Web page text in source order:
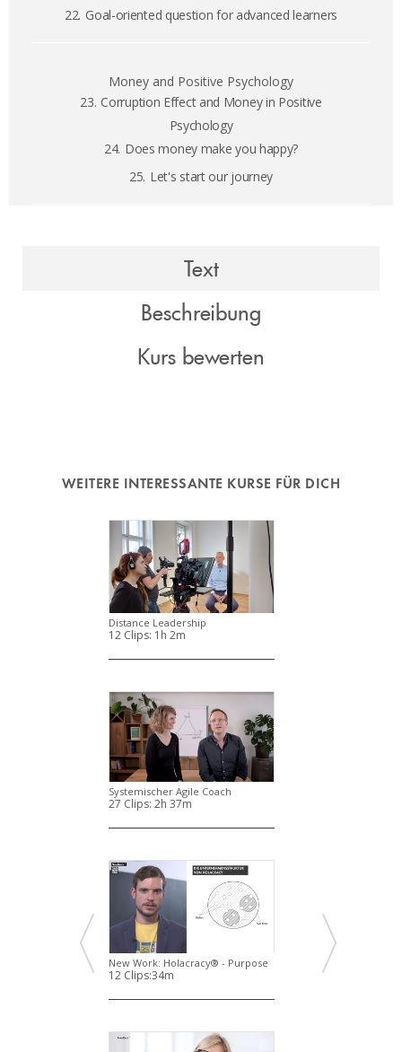
22. Goal-oriented question for advanced learners
Money and Positive Psychology
23. Corruption Effect and Money in Positive
Psychology
24. Does money make you happy?
25. Let's start our journey
Text
Beschreibung
Kurs bewerten
WEITERE INTERESSANTE KURSE FÜR DICH
Distance Leadership
12 Clips: 1h 2m
Systemischer Agile Coach
27 Clips: 2h 37m
New Work: Holacracy® - Purpose
12 Clips:34m